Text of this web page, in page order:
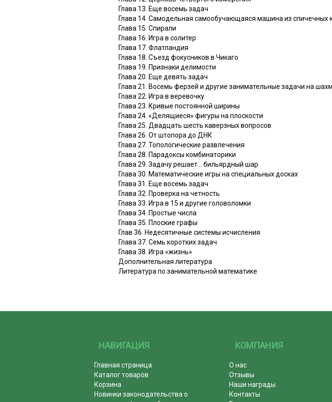
Глава 13. Еще восемь задач
Глава 14. Самодельная самообучающаяся машина из спичечных
Глава 15. Спирали
Глава 16. Игра в солитер
Глава 17. Флатландия
Глава 18. Съезд фокусников в Чикаго
Глава 19. Признаки делимости
Глава 20. Еще девять задач
Глава 21. Восемь ферзей и другие занимательные задачи на
Глава 22. Игра в веревочку
Глава 23. Кривые постоянной ширины
Глава 24. «Делящиеся» фигуры на плоскости
Глава 25. Двадцать шесть каверзных вопросов
Глава 26. От штопора до ДНК
Глава 27. Топологические развлечения
Глава 28. Парадоксы комбинаторики
Глава 29. Задачу решает… бильярдный шар
Глава 30. Математические игры на специальных досках
Глава 31. Еще восемь задач
Глава 32. Проверка на четность
Глава 33. Игра в 15 и другие головоломки
Глава 34. Простые числа
Глава 35. Плоские графы
Глав 36. Недесятичные системы исчисления
Глава 37. Семь коротких задач
Глава 38. Игра «жизнь»
Дополнительная литература
Литература по занимательной математике
НАВИГАЦИЯ
Главная страница
Каталог товаров
Корзина
Новинки законодательства о
КОМПАНИЯ
О нас
Отзывы
Наши награды
Контакты